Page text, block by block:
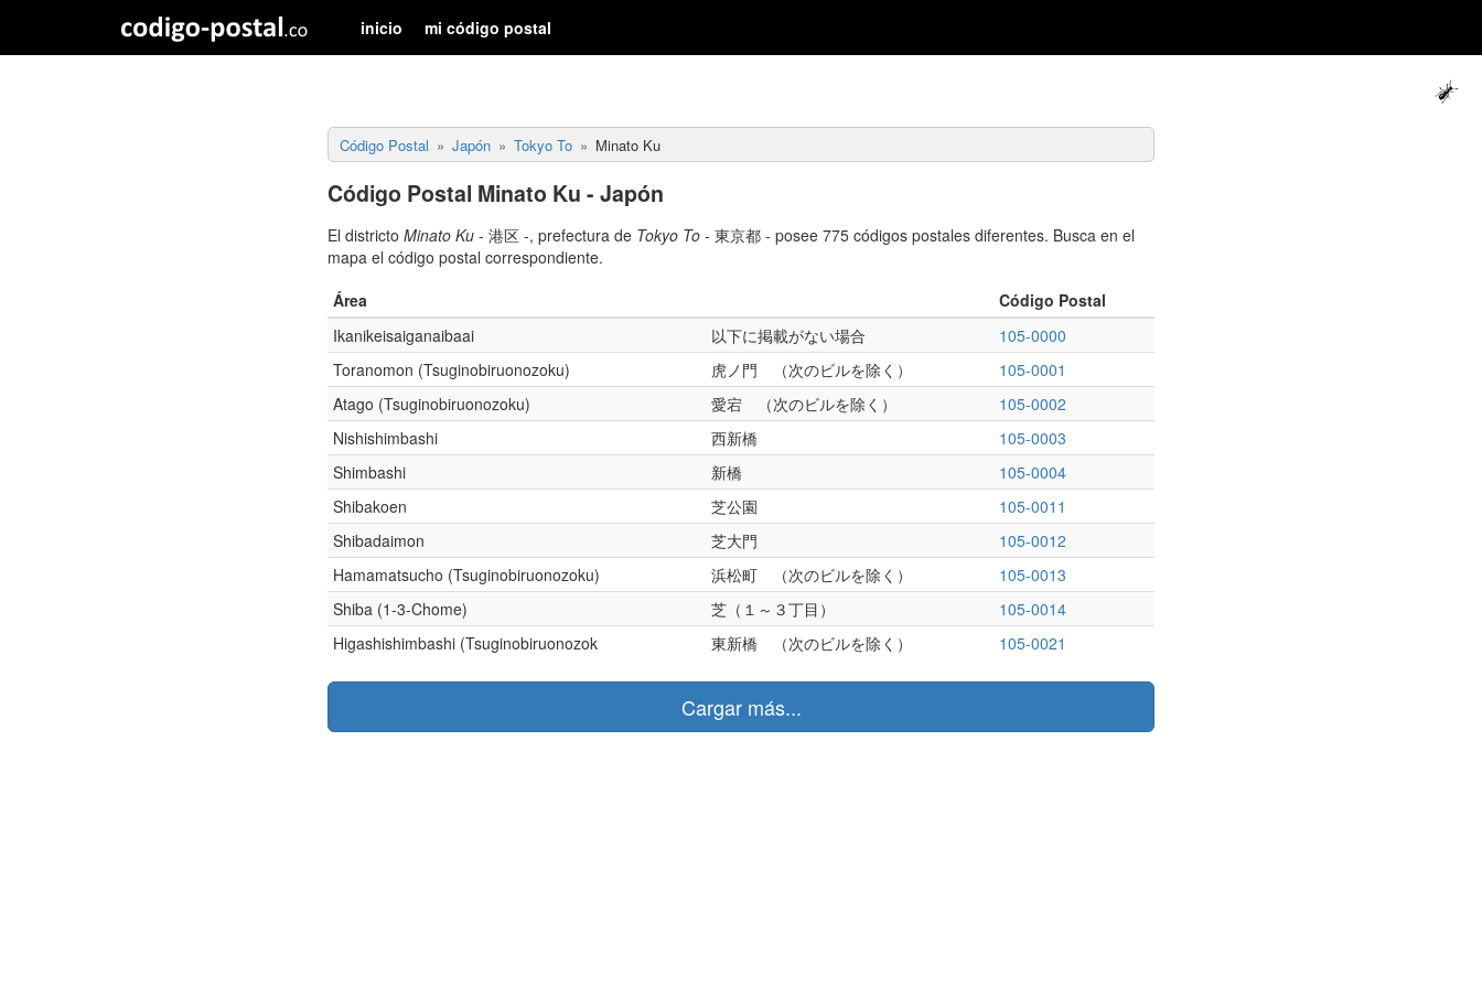
inicio mi código postal
Código Postal Japón Tokyo To Minato Ku
Código Postal Minato Ku - Japón
El districto Minato Ku - 港区 -, prefectura de Tokyo To - 東京都 - posee 775 códigos postales diferentes. Busca en el
mapa el código postal correspondiente.
Área
Código Postal
Ikanikeisaiganaibaai
以下に掲載がない場合
105-0000
Toranomon (Tsuginobiruonozoku)
虎ノ門 （次のビルを除く）
105-0001
Atago (Tsuginobiruonozoku)
愛宕 （次のビルを除く）
105-0002
Nishishimbashi
西新橋
105-0003
Shimbashi
新橋
105-0004
Shibakoen
芝公園
105-0011
Shibadaimon
芝大門
105-0012
Hamamatsucho (Tsuginobiruonozoku)
浜松町 （次のビルを除く）
105-0013
Shiba (1-3-Chome)
芝（１～３丁目）
105-0014
Higashishimbashi (Tsuginobiruonozok
東新橋 （次のビルを除く） 105-0021
Cargar más...